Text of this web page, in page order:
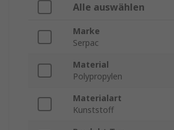
Alle auswählen
Marke
Serpac
Material
Polypropylen
Materialart
Kunststoff